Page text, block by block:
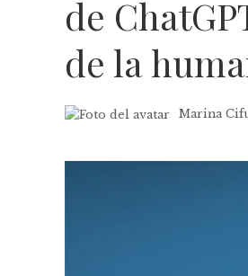
de
de la
Marina